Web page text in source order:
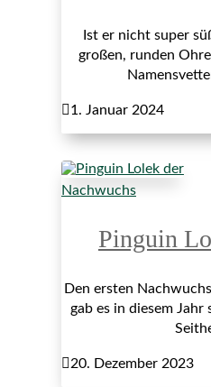
Ist er nicht super
großen, runden
1. Januar 2024
Nachwuchs
Pinguin
Den ersten
gab es in diesem Jahr
20. Dezember 2023